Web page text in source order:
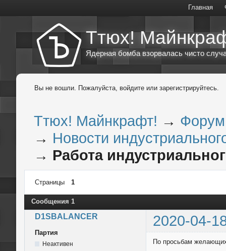
Главная
Ттюх!
Ядерная бомба взорвалась чисто
Вы не вошли. Пожалуйста, войдите или зарегистрируйтесь.
Ттюх! Майнкрафт! → Форум
→ Новости
→ Работа
Страницы 1
Сообщения 1
D1SBALANCER 2020-04-
Партия
Неактивен По просьбам